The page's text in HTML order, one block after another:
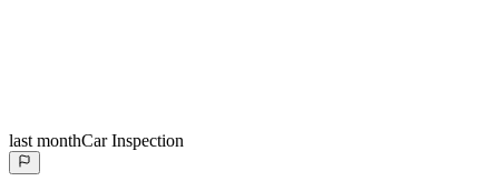
last monthCar Inspection